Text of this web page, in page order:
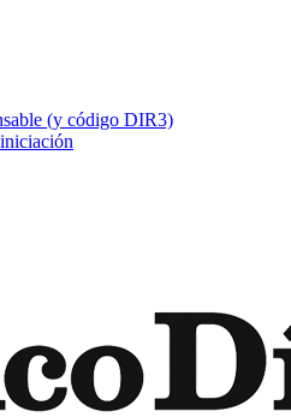
(y código DIR3)